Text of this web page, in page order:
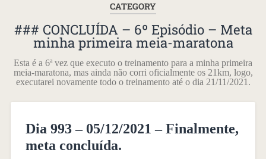
CATEGORY
### CONCLUÍDA – 6º Episódio – Meta
minha primeira meia-maratona
Esta é a 6ª vez que executo o treinamento para a minha primeira
meia-maratona, mas ainda não corri oficialmente os 21km, logo,
executarei novamente todo o treinamento até o dia 21/11/2021.
Dia 993 – 05/12/2021 – Finalmente,
meta concluída.